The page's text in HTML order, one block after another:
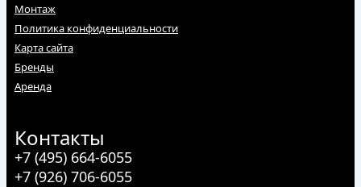
Монтаж
Политика конфиденциальности
Карта сайта
Бренды
Аренда
Контакты
+7 (495) 664-6055
+7 (926) 706-6055